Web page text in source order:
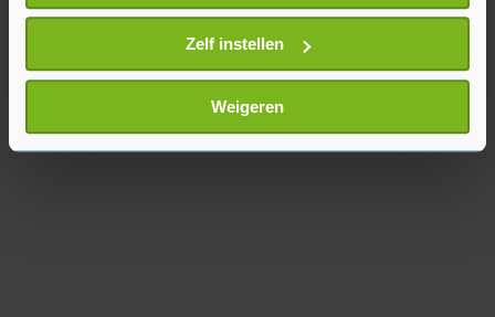
locatie, die tot een paar meter nauwkeurig kan zijn
Uw apparaat identificeren door het actief te
scannen op specifieke eigenschappen (fingerprinting)
Lees meer over hoe uw persoonlijke gegevens worden
verwerkt en stel uw voorkeuren in het
U kunt uw toestemming op elk moment wijzigen of
Zelf instellen
Weigeren